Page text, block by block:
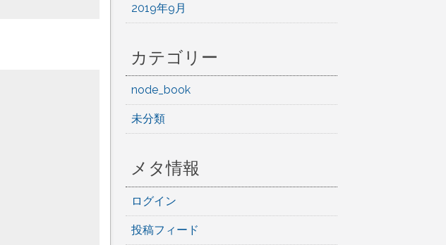
2019年9月
カテゴリー
node_book
未分類
メタ情報
ログイン
投稿フィード